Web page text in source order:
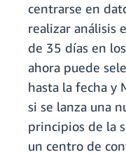
centrarse en
realizar análisis
de 35 días en
ahora puede
hasta la fecha y
si se lanza una
principios de la
un centro de